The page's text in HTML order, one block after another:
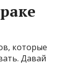
которые
Давай